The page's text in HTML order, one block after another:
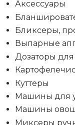
Аксессуары
Бликсеры,
Выпарные
Дозаторы
Куттеры
Машины для
Машины
Миксеры